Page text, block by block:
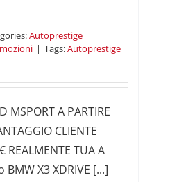
Autoprestige
| Tags:Autoprestige
MSPORT A PARTIRE
CLIENTE
REALMENTE TUA A
X3 XDRIVE [...]